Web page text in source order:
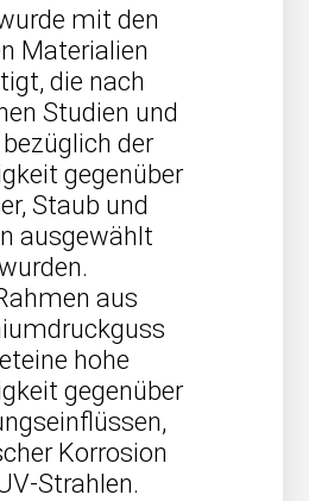
mit den
Materialien
die nach
Studien und
der
gegenüber
Staub und
ausgewählt
aus
hohe
gegenüber
Korrosion
Strahlen.